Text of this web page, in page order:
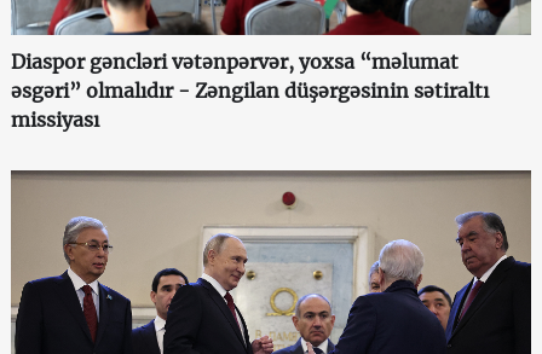
Diaspor gəncləri vətənpərvər, yoxsa “məlumat
əsgəri” olmalıdır - Zəngilan düşərgəsinin sətiraltı
missiyası